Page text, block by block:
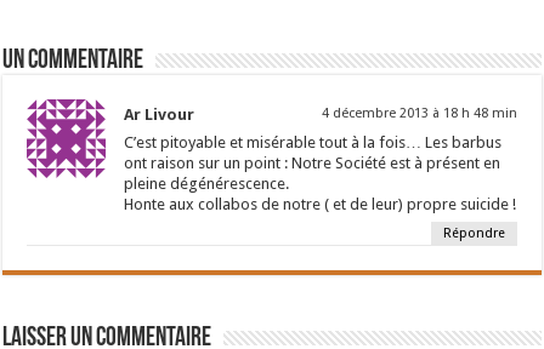
Un commentaire
Ar Livour 4 décembre 2013 à 18 h 48 min
C’est pitoyable et misérable tout à la fois… Les barbus
ont raison sur un point : Notre Société est à présent en
pleine dégénérescence.
Honte aux collabos de notre ( et de leur) propre suicide !
Répondre
Laisser un commentaire